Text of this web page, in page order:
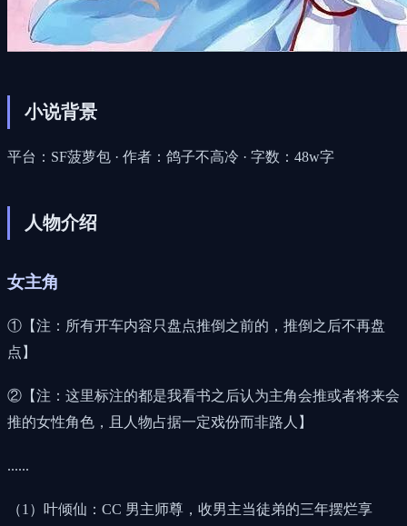
小说背景
平台：SF菠萝包 · 作者：鸽子不高冷 · 字数：48w字
人物介绍
女主角
①【注：所有开车内容只盘点推倒之前的，推倒之后不再盘
点】
②【注：这里标注的都是我看书之后认为主角会推或者将来会
推的女性角色，且人物占据一定戏份而非路人】
......
（1）叶倾仙：CC 男主师尊，收男主当徒弟的三年摆烂享